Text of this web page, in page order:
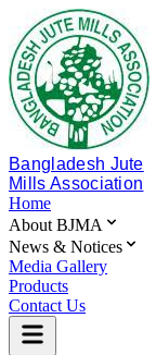
Bangladesh Jute
Mills Association
Home
About BJMA
News & Notices
Media Gallery
Products
Contact Us